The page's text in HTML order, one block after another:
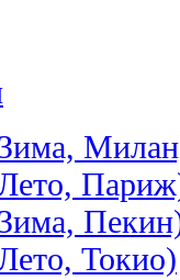
Токио)